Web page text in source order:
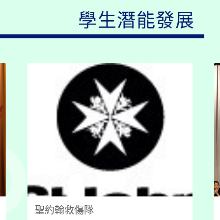
學生潛能發展
聖約翰救傷隊